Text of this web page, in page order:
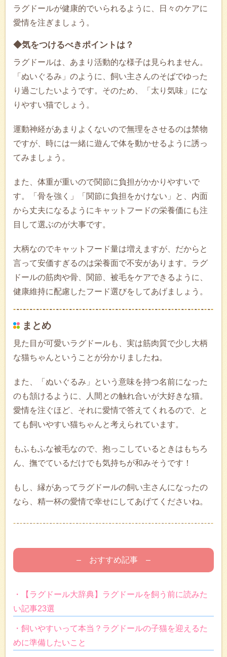
ラグドールが健康的でいられるように、日々のケアに
愛情を注ぎましょう。
◆気をつけるべきポイントは？
ラグドールは、あまり活動的な様子は見られません。
「ぬいぐるみ」のように、飼い主さんのそばでゆった
り過ごしたいようです。そのため、「太り気味」にな
りやすい猫でしょう。
運動神経があまりよくないので無理をさせるのは禁物
ですが、時には一緒に遊んで体を動かせるように誘っ
てみましょう。
また、体重が重いので関節に負担がかかりやすいで
す。「骨を強く」「関節に負担をかけない」と、内面
から丈夫になるようにキャットフードの栄養価にも注
目して選ぶのが大事です。
大柄なのでキャットフード量は増えますが、だからと
言って安価すぎるのは栄養面で不安があります。ラグ
ドールの筋肉や骨、関節、被毛をケアできるように、
健康維持に配慮したフード選びをしてあげましょう。
まとめ
見た目が可愛いラグドールも、実は筋肉質で少し大柄
な猫ちゃんということが分かりましたね。
また、「ぬいぐるみ」という意味を持つ名前になった
のも頷けるように、人間との触れ合いが大好きな猫。
愛情を注ぐほど、それに愛情で答えてくれるので、と
ても飼いやすい猫ちゃんと考えられています。
もふもふな被毛なので、抱っこしているときはもちろ
ん、撫でているだけでも気持ちが和みそうです！
もし、縁があってラグドールの飼い主さんになったの
なら、精一杯の愛情で幸せにしてあげてくださいね。
– おすすめ記事 –
・【ラグドール大辞典】ラグドールを飼う前に読みた
い記事23選
・飼いやすいって本当？ラグドールの子猫を迎えるた
めに準備したいこと